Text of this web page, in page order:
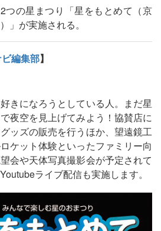
つの星まつり「星をもとめて（京
」が実施される。
編集部】
きになろうとしている人。まだ星
夜空を見上げてみよう！協賛店に
ッズの販売を行うほか、望遠鏡工
ケット体験といったファミリー向
会や天体写真撮影会が予定されて
ライブ配信も実施します。